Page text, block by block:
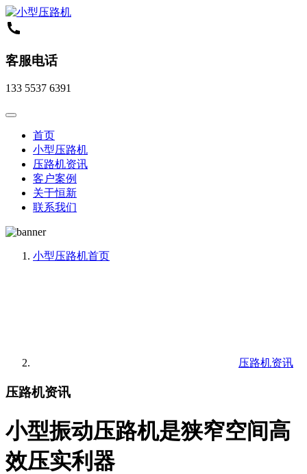
客服电话
133 5537 6391
首页
小型压路机
压路机资讯
客户案例
关于恒新
联系我们
小型压路机首页
压路机资讯
压路机资讯
小型振动压路机是狭窄空间高
效压实利器